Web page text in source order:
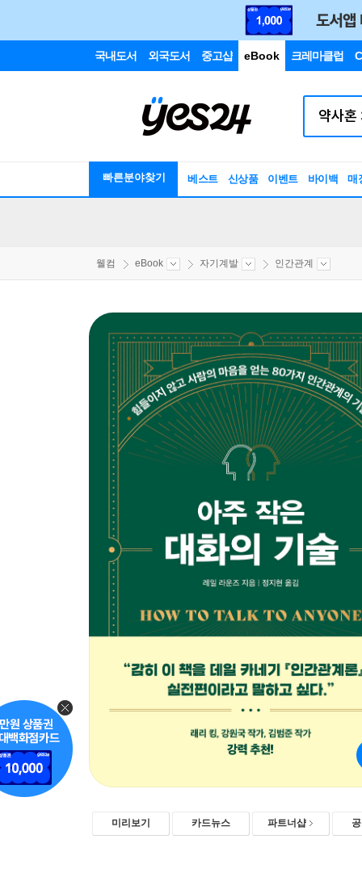
국내도서 외국도서 중고샵 eBook 크레마클럽
빠른분야찾기 베스트 신상품 이벤트 바이백 매
웰컴 eBook 자기계발 인간관계
미리보기 카드뉴스 파트너샵